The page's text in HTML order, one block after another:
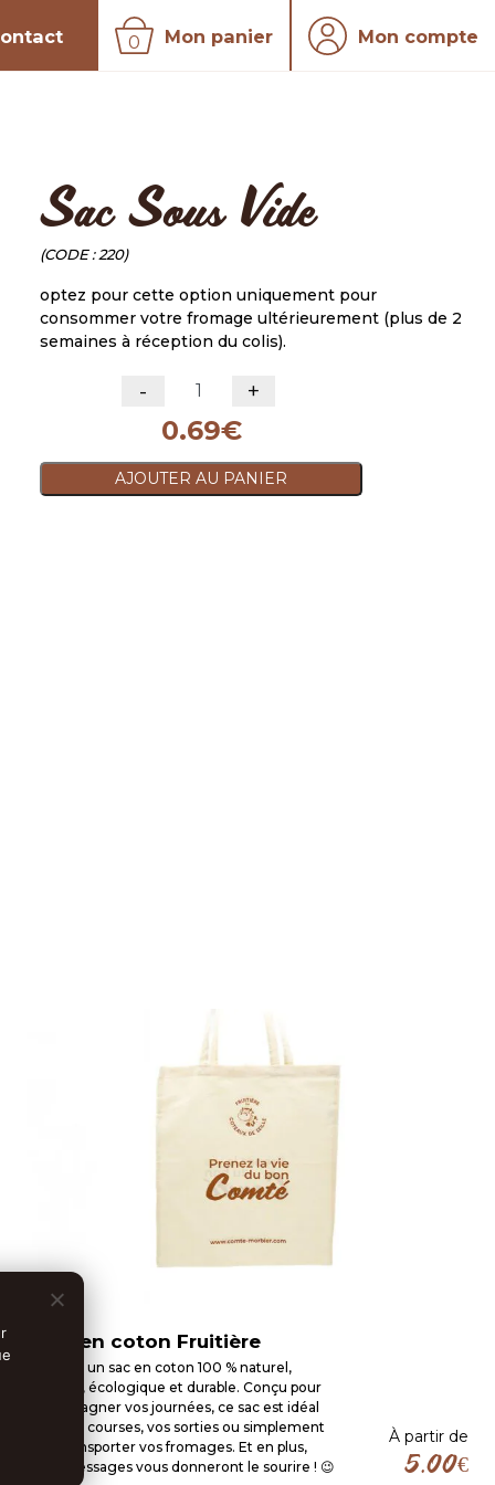
0 Mon panier Mon compte
Sac Sous Vide
CODE :220
optez pour cette option uniquement pour
consommer votre fromage ultérieurement (plus de 2
semaines à réception du colis).
0.69€
quantité de Sac Sous Vide
- +
AJOUTER AU PANIER
Sacs en coton Fruitière
Adoptez un sac en coton 100 % naturel,
pratique, écologique et durable. Conçu pour
accompagner vos journées, ce sac est idéal
pour vos courses, vos sorties ou simplement
pour transporter vos fromages. Et en plus,
leurs messages vous donneront le sourire ! 😉
À partir de
5.00€